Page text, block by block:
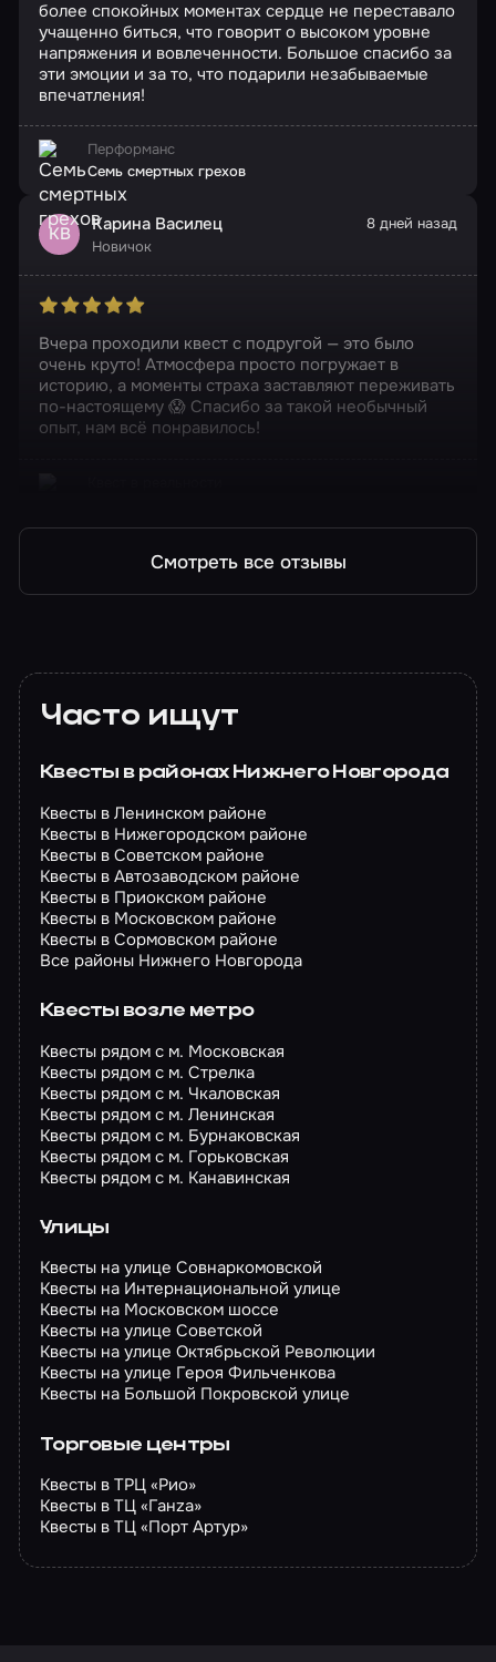
более спокойных моментах сердце не переставало
учащенно биться, что говорит о высоком уровне
напряжения и вовлеченности. Большое спасибо за
эти эмоции и за то, что подарили незабываемые
впечатления!
Перформанс
Семь смертных грехов
КВ Карина Василец
Новичок
8 дней назад
Вчера проходили квест с подругой — это было
очень круто! Атмосфера просто погружает в
историю, а моменты страха заставляют переживать
по-настоящему 😱 Спасибо за такой необычный
опыт, нам всё понравилось!
Смотреть все отзывы
Часто ищут
Квесты в районах Нижнего Новгорода
Квесты в Ленинском районе
Квесты в Нижегородском районе
Квесты в Советском районе
Квесты в Автозаводском районе
Квесты в Приокском районе
Квесты в Московском районе
Квесты в Сормовском районе
Все районы Нижнего Новгорода
Квесты возле метро
Квесты рядом с м. Московская
Квесты рядом с м. Стрелка
Квесты рядом с м. Чкаловская
Квесты рядом с м. Ленинская
Квесты рядом с м. Бурнаковская
Квесты рядом с м. Горьковская
Квесты рядом с м. Канавинская
Улицы
Квесты на улице Совнаркомовской
Квесты на Интернациональной улице
Квесты на Московском шоссе
Квесты на улице Советской
Квесты на улице Октябрьской Революции
Квесты на улице Героя Фильченкова
Квесты на Большой Покровской улице
Торговые центры
Квесты в ТРЦ «Рио»
Квесты в ТЦ «Ганzа»
Квесты в ТЦ «Порт Артур»